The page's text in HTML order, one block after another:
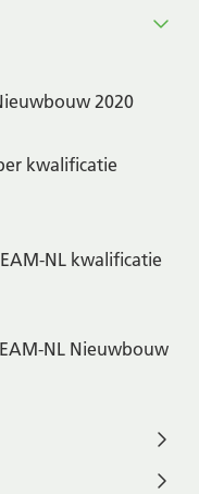
2020
kwalificatie
NL kwalificatie
NL Nieuwbouw